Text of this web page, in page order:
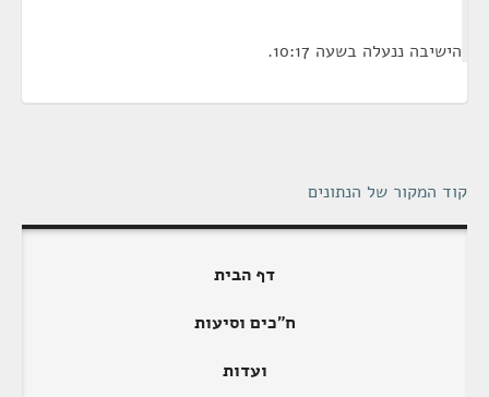
הישיבה ננעלה בשעה 10:17.
קוד המקור של הנתונים
דף הבית
ח"כים וסיעות
ועדות